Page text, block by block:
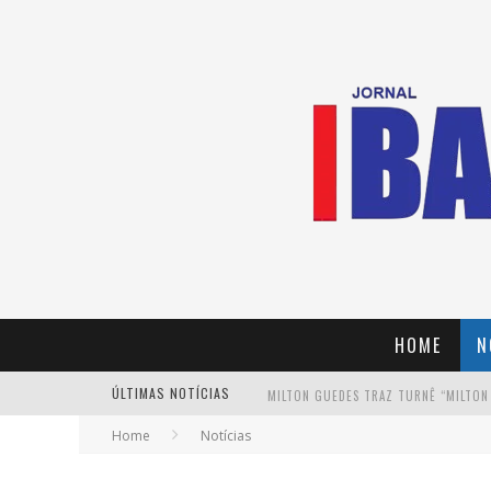
HOME
ÚLTIMAS NOTÍCIAS MILTON GUEDES TRAZ TURNÊ
Home Notícias